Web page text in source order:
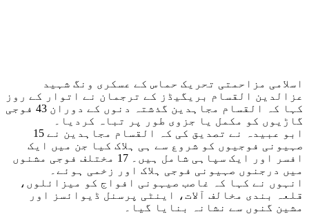
اسلامی مزاحمتی تحریک حماس کے عسکری ونگ شہید
عزالدین القسام بریگیڈز کے ترجمان نے اتوار کے روز
کہا کہ القسام مجاہدین گذشتہ دنوں کے دوران 43 فوجی
گاڑیوں کو مکمل یا جزوی طور پر تباہ کردیا۔
ابو عبیدہ نے تصدیق کی کہ القسام مجاہدین نے 15
صہیونی فوجیوں کو شروع سے ہی ہلاک کیا جن میں ایک
افسر اور ایک سپاہی شامل ہیں۔ 17 مختلف فوجی مشنوں
میں درجنوں صہیونی فوجی ہلاک اور زخمی ہوئے۔
انہوں نے کہا کہ غاصب صیہونی افواج کو میزائلوں،
قلعہ بندی مخالف آلات، اینٹی پرسنل ڈیوائسز اور
مشین گنوں سے نشانہ بنایا گیا۔